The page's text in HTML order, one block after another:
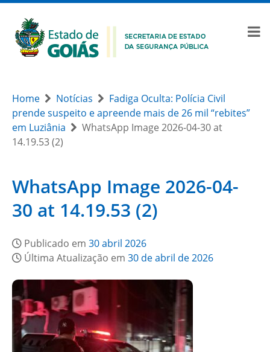
Home Notícias
Fadiga Oculta: Polícia Civil
prende suspeito e apreende mais de 26 mil “rebites”
em Luziânia
WhatsApp Image 2026-04-30 at
14.19.53 (2)
WhatsApp Image 2026-04-
30 at 14.19.53 (2)
Publicado em 30 abril 2026
Última Atualização em 30 de abril de 2026